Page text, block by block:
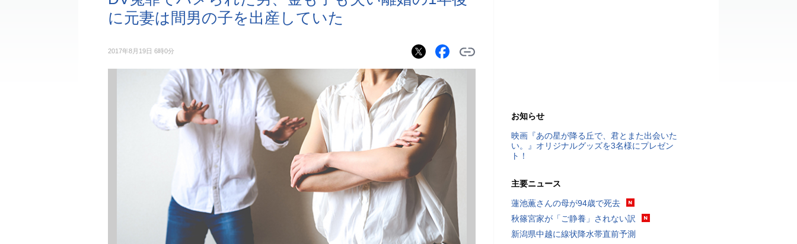
に元妻は間男の子を出産していた
2017年8月19日 6時0分
お知らせ
映画『あの星が降る丘で、君とまた出会いた
い。』オリジナルグッズを3名様にプレゼン
ト！
主要ニュース
蓮池薫さんの母が94歳で死去
秋篠宮家が「ご静養」されない訳
新潟県中越に線状降水帯直前予測